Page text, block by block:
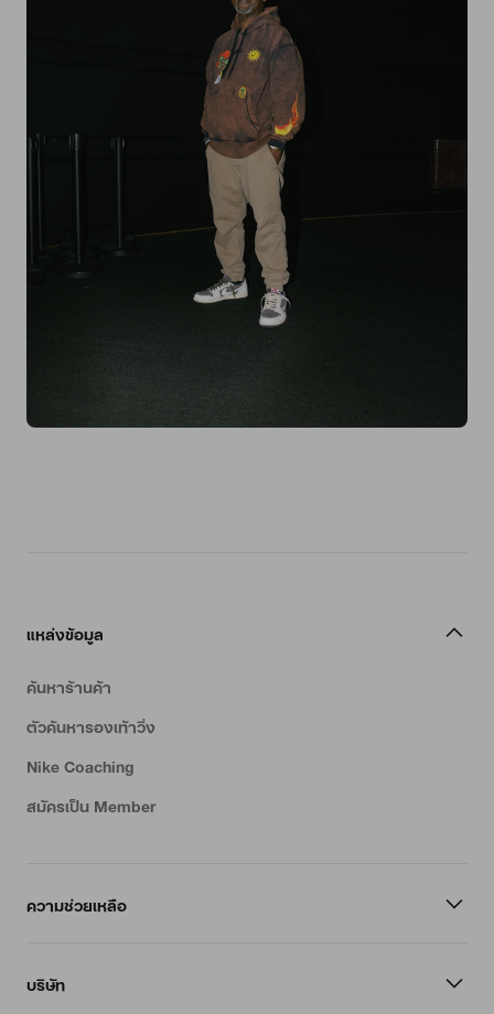
แหล่งข้อมูล
ค้นหาร้านค้า
ตัวค้นหารองเท้าวิ่ง
Nike Coaching
สมัครเป็น Member
ความช่วยเหลือ
บริษัท